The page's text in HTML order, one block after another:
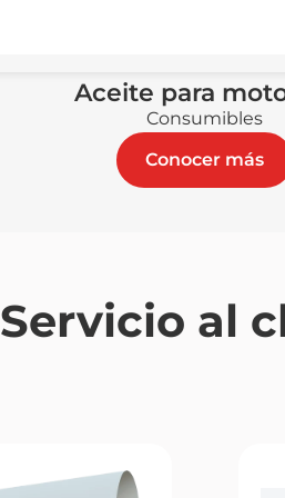
Aceite para
Consumibles
Conocer más
Servicio al